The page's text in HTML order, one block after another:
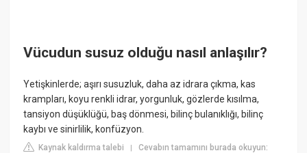
Vücudun susuz olduğu nasıl anlaşılır?
Yetişkinlerde; aşırı susuzluk, daha az idrara çıkma, kas
krampları, koyu renkli idrar, yorgunluk, gözlerde kısılma,
tansiyon düşüklüğü, baş dönmesi, bilinç bulanıklığı, bilinç
kaybı ve sinirlilik, konfüzyon.
Kaynak kaldırma talebi |Cevabın tamamını burada okuyun: